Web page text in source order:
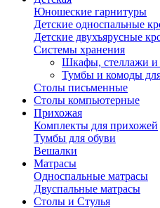
Юношеские гарнитуры
Детские односпальные
Детские двухъярусные
Системы хранения
Шкафы, стеллажи и
Тумбы и комоды
Столы письменные
Столы компьютерные
Прихожая
Комплекты для прихожей
Тумбы для обуви
Вешалки
Матрасы
Односпальные матрасы
Двуспальные матрасы
Столы и Стулья